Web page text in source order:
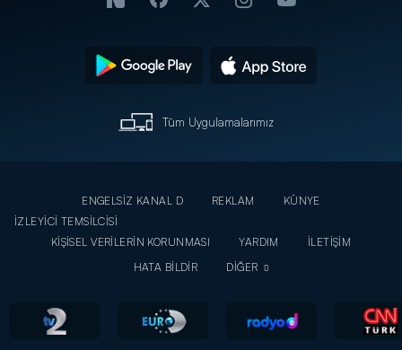
Tüm Uygulamalarımız
ENGELSİZ KANAL D REKLAM
KÜNYE
İZLEYİCİ TEMSİLCİSİ
KİŞİSEL VERİLERİN KORUNMASI
YARDIM
İLETİŞİM
HATA BİLDİR
DİĞER